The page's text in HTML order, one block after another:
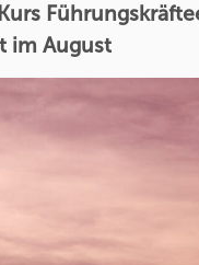
im August